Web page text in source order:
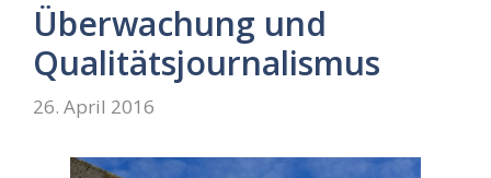
Überwachung und
Qualitätsjournalismus
26. April 2016